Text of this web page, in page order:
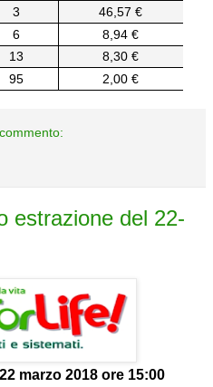
3
46,57 €
6
8,94 €
13
8,30 €
95 2,00 €
estrazione del 22-
22 marzo 2018 ore 15:00